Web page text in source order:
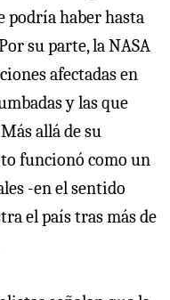
podría haber hasta
su parte, la NASA
afectadas en
y las que
allá de su
funcionó como un
-en el sentido
el país tras más de